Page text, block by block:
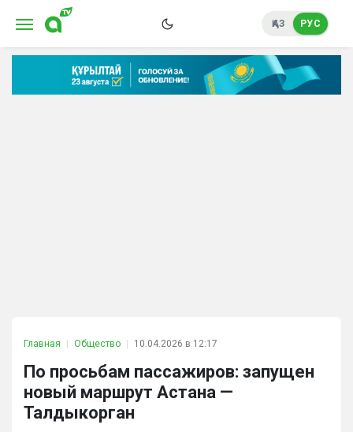
ҚАЗ РУС
Главная Общество 10.04.2026 в 12:17
По просьбам пассажиров: запущен
новый маршрут Астана —
Талдыкорган